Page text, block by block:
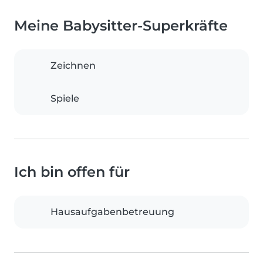
Meine Babysitter-Superkräfte
Zeichnen
Spiele
Ich bin offen für
Hausaufgabenbetreuung